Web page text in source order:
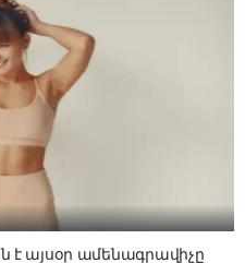
է այսօր ամենագրավիչը